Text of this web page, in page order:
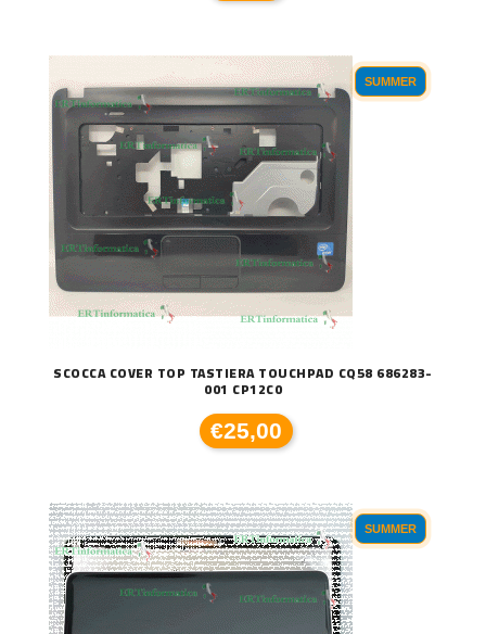
SUMMER
SCOCCA COVER TOP TASTIERA TOUCHPAD CQ58 686283-
001 CP12C0
€25,00
SUMMER